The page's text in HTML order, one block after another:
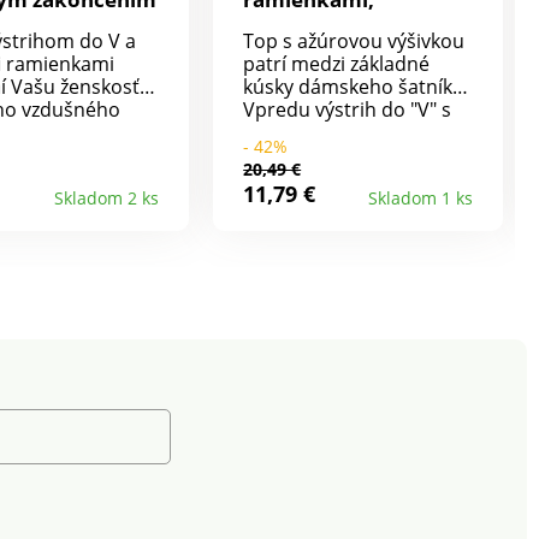
do V a
ramienkami
Vašu ženskosť.
vzdušného
zakončením.
ramienka.
Skladom 2 ks
Top s ažúrovou výšivkou
patrí medzi základné
kúsky dámskeho šatníka.
Vpredu výstrih do "V" s
výšivkou a zvlneným
zakončením. Vzadu
rovný výstrih. Úzke
- 42%
20,49 €
11,79 € Skladom 1 ks